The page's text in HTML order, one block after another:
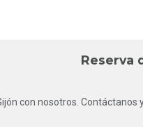
Reserva
con nosotros.